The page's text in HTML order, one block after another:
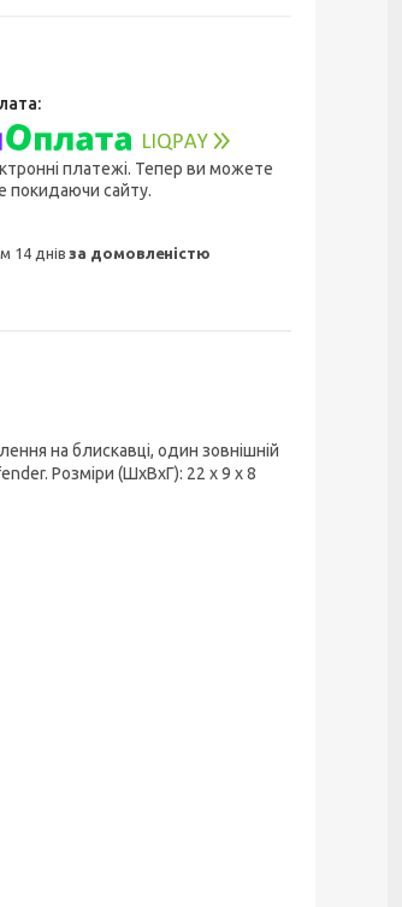
платежі. Тепер ви можете
покидаючи сайту.
14 днівза домовленістю
на блискавці, один зовнішній
Розміри (ШхВхГ): 22 х 9 х 8